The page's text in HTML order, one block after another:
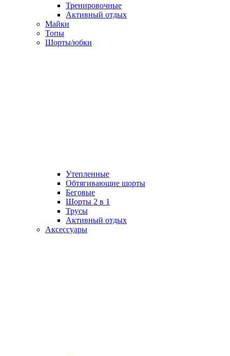
Тренировочные
Активный отдых
Майки
Топы
Шорты/юбки
Утепленные
Обтягивающие шорты
Беговые
Шорты 2 в 1
Трусы
Активный отдых
Аксессуары